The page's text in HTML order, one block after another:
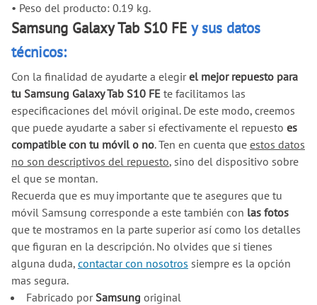
• Peso del producto: 0.19 kg.
Samsung Galaxy Tab S10 FE y sus datos
técnicos:
Con la finalidad de ayudarte a elegirel mejor repuesto para
tu Samsung Galaxy Tab S10 FE te facilitamos las
especificaciones del móvil original. De este modo, creemos
que puede ayudarte a saber si efectivamente el repuesto es
compatible con tu móvil o no. Ten en cuenta que estos datos
no son descriptivos del repuesto, sino del dispositivo sobre
el que se montan.
Recuerda que es muy importante que te asegures que tu
móvil Samsung corresponde a este también con las fotos
que te mostramos en la parte superior así como los detalles
que figuran en la descripción. No olvides que si tienes
alguna duda, contactar con nosotros siempre es la opción
mas segura.
Fabricado porSamsung original